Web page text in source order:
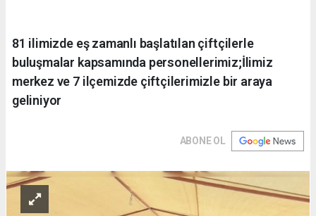
81 ilimizde eş zamanlı başlatılan çiftçilerle
buluşmalar kapsamında personellerimiz;İlimiz
merkez ve 7 ilçemizde çiftçilerimizle bir araya
geliniyor
ABONE OL